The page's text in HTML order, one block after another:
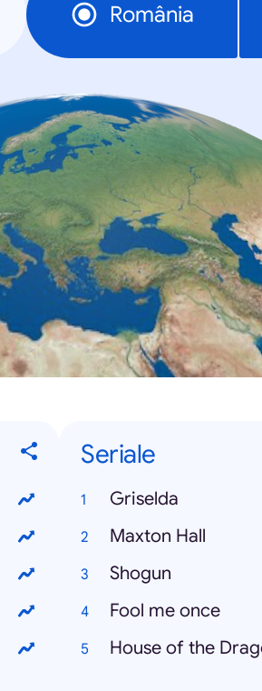
România
Seriale
Griselda
Maxton Hall
Shogun
Fool me once
House of the